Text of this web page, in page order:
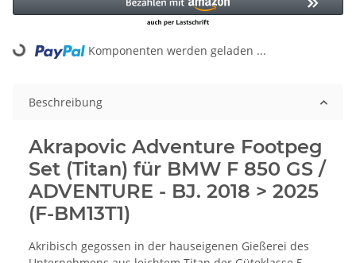
Loading... Komponenten werden geladen ...
Beschreibung
Akrapovic Adventure Footpeg
Set (Titan) für BMW F 850 GS /
ADVENTURE - BJ. 2018 > 2025
(F-BM13T1)
Akribisch gegossen in der hauseigenen Gießerei des